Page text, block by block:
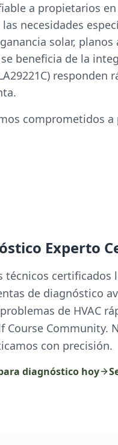
a propietarios
necesidades
solar, planos
beneficia de la
responden
comprometidos
Experto
técnicos certificados
de diagnóstico
de HVAC
Course Community.
con precisión.
diagnóstico hoy